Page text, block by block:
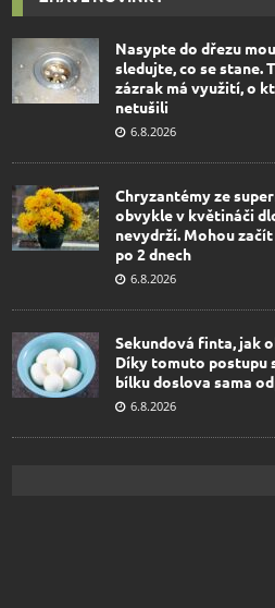
Nasypte do dřezu
sledujte, co se stane.
zázrak má využití, o
netušili
6.8.2026
Chryzantémy ze
obvykle v květináči
nevydrží. Mohou
po 2 dnech
6.8.2026
Sekundová finta, jak
Díky tomuto postupu
bílku doslova sama
6.8.2026